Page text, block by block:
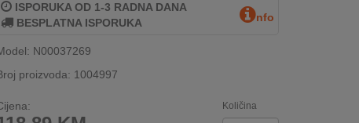
ISPORUKA OD 1-3 RADNA DANA
BESPLATNA ISPORUKA
nfo
N00037269
proizvoda: 1004997
Količina